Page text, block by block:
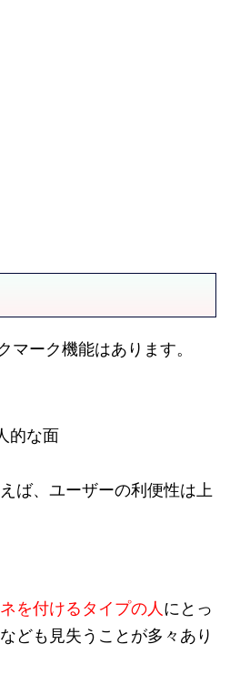
ーク機能はあります。
的な面
ば、ユーザーの利便性は上
を付けるタイプの人にとっ
ども見失うことが多々あり